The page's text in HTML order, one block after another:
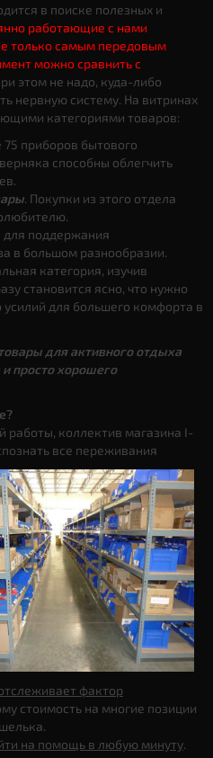
в поиске полезных и
работающие с нами
только самым передовым
можно сравнить с
этом не надо, куда-либо
нервную систему. На витринах
категориями товаров:
75 приборов бытового
способны облегчить
. Покупки из этого отдела
для поддержания
в большом разнообразии.
категория, изучив
становится ясно, что нужно
для большего комфорта в
для активного отдыха
и просто хорошего
работы, коллектив магазина I-
все переживания
фактор
стоимость на многие позиции
на помощь в любую минуту.